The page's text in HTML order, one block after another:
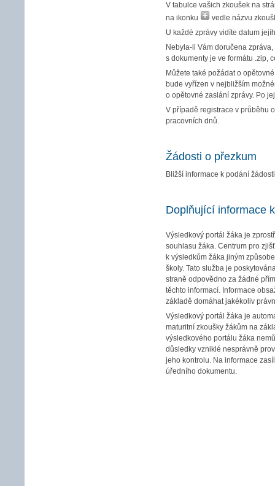
V tabulce vašich zkoušek na
na ikonku
vedle názvu
U každé zprávy vidíte datum
Nebyla-li Vám doručena
s dokumenty je ve formátu .zip,
Můžete také požádat o
bude vyřízen v nejbližším
o opětovné zaslání zprávy. Po
V případě registrace v průběhu
pracovních dnů.
Žádosti o přezkum
Bližší informace k podání
Doplňující informace
Výsledkový portál žáka je
souhlasu žáka. Centrum pro
k výsledkům žáka jiným
školy. Tato služba je
straně odpovědno za žádné
těchto informací. Informace
základě domáhat jakékoliv
Výsledkový portál žáka je
maturitní zkoušky žákům na
výsledkového portálu žáka
důsledky vzniklé nesprávně
jeho kontrolu. Na informace
úředního dokumentu.